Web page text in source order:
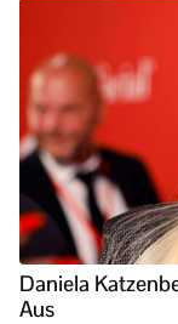
Daniela
Aus